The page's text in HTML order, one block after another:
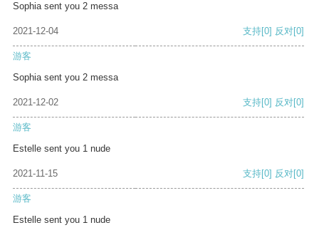
Sophia sent you 2 messa
2021-12-04 支持[0] 反对[0]
游客
Sophia sent you 2 messa
2021-12-02 支持[0] 反对[0]
游客
Estelle sent you 1 nude
2021-11-15 支持[0] 反对[0]
游客
Estelle sent you 1 nude